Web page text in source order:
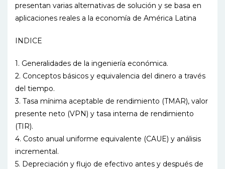
presentan varias alternativas de solución y se basa en
aplicaciones reales a la economía de América Latina
INDICE
1. Generalidades de la ingeniería económica.
2. Conceptos básicos y equivalencia del dinero a través
del tiempo.
3. Tasa mínima aceptable de rendimiento (TMAR), valor
presente neto (VPN) y tasa interna de rendimiento
(TIR).
4. Costo anual uniforme equivalente (CAUE) y análisis
incremental.
5. Depreciación y flujo de efectivo antes y después de